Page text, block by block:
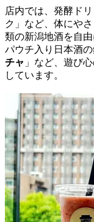
店内では、発酵ド
ク」など、体にや
類の新潟地酒を自
パウチ入り日本酒
チャ 」など、遊び
しています。